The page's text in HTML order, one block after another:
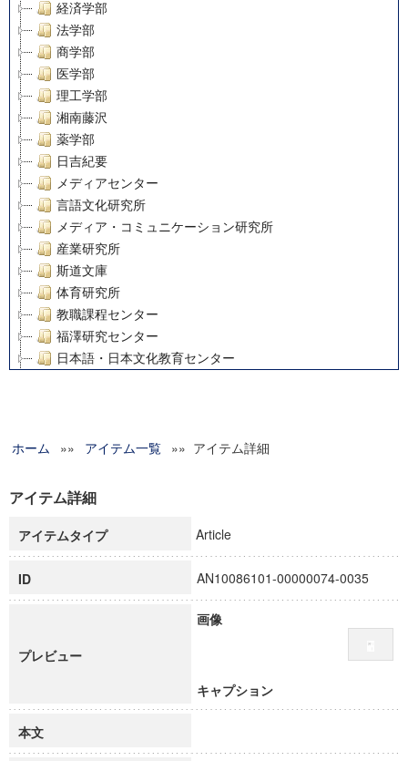
経済学部
法学部
商学部
医学部
理工学部
湘南藤沢
薬学部
日吉紀要
メディアセンター
言語文化研究所
メディア・コミュニケーション研究所
産業研究所
斯道文庫
体育研究所
教職課程センター
福澤研究センター
日本語・日本文化教育センター
グローバルリサーチインスティテュート
科学研究費補助金研究成果報告書
慶應義塾大学グローバルCOEプログラム市民社会ガバナンス
慶應義塾大学グローバルCOEプログラム論理と感性の先端的
博士課程教育リーディングプログラム「超成熟社会発展のサ
学術雑誌掲載論文等(8)
ホーム »» アイテム一覧 »» アイテム詳細
アイテム詳細
アイテムタイプ Article
ID AN10086101-00000074-0035
プレビュー
画像
キャプション
本文